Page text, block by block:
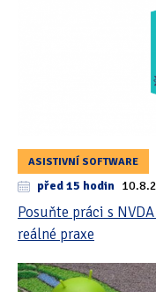
ASISTIVNÍ SOFTWARE
před 15 hodin
Posuňte práci s
reálné praxe